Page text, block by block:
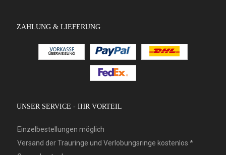
ZAHLUNG & LIEFERUNG
UNSER SERVICE - IHR VORTEIL
Einzelbestellungen möglich
Versand der Trauringe und Verlobungsringe kostenlos *